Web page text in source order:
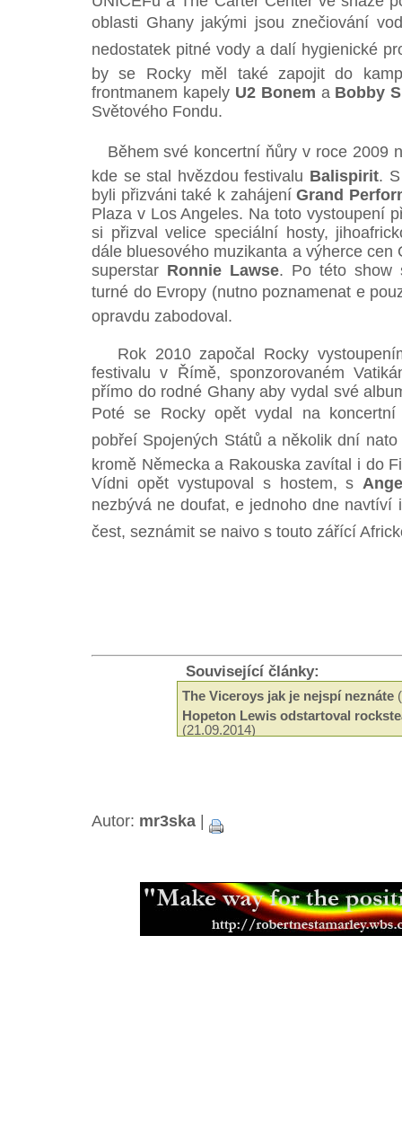
oblasti Ghany jakými jsou znečiování
nedostatek pitné vody a dalí hygienické
by se Rocky měl také zapojit do
frontmanem kapely U2 Bonem a Bobby
Světového Fondu.
Během své koncertní ňůry v roce 2009
kde se stal hvězdou festivalu Balispirit.
byli přizváni také k zahájeníGrand
Plaza v Los Angeles. Na toto vystoupení
si přizval velice speciální hosty,
dále bluesového muzikanta a výherce cen
superstar Ronnie Lawse. Po této show
turné do Evropy (nutno poznamenat e
opravdu zabodoval.
Rok 2010 započal Rocky
festivalu v Římě, sponzorovaném
přímo do rodné Ghany aby vydal své
Poté se Rocky opět vydal na koncertní
pobřeí Spojených Států a několik dní
kromě Německa a Rakouska zavítal i do
Vídni opět vystupoval s hostem, s
nezbývá ne doufat, e jednoho dne
čest, seznámit se naivo s touto zářící
Související články:
The Viceroys jak je nejspí neznáte
Hopeton Lewis odstartoval
(21.09.2014)
Beshara - 18 let kariéry a ádné
Black Roots a jejich militantní
Mikey Ras Starr, přítel Petera
Jamajská kapela Pentateuch
Bunny Striker Lee je příera
Autor: mr3ska